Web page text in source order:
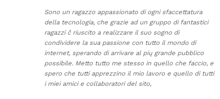
Sono un ragazzo appassionato di ogni sfaccettatura
della tecnologia, che grazie ad un gruppo di fantastici
ragazzi č riuscito a realizzare il suo sogno di
condividere la sua passione con tutto il mondo di
internet, sperando di arrivare al pių grande pubblico
possibile. Metto tutto me stesso in quello che faccio, e
spero che tutti apprezzino il mio lavoro e quello di tutti
i miei amici e collaboratori del sito,